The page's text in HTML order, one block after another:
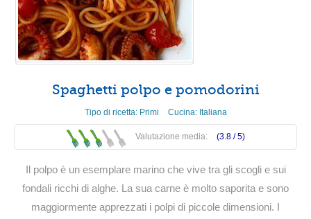
Spaghetti polpo e pomodorini
Tipo di ricetta: Primi Cucina: Italiana
Valutazione media: (3.8 /5)
Il polpo è un esemplare marino che vive tra gli scogli e sui
fondali ricchi di alghe. La sua carne è molto saporita e sono
maggiormente apprezzati i polpi di piccole dimensioni. I